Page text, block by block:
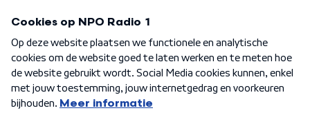
Algemene voorwaarden